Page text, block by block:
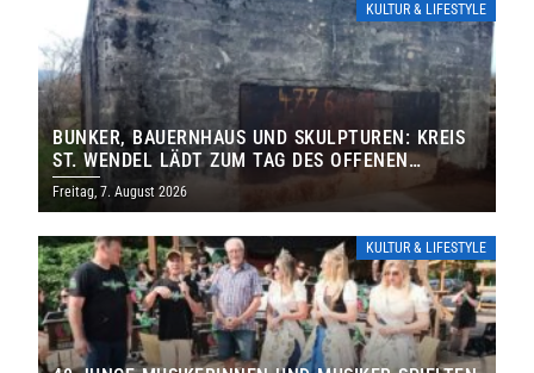
KULTUR & LIFESTYLE
BUNKER, BAUERNHAUS UND SKULPTUREN: KREIS
ST. WENDEL LÄDT ZUM TAG DES OFFENEN
DENKMALS EIN
Freitag, 7. August 2026
KULTUR & LIFESTYLE